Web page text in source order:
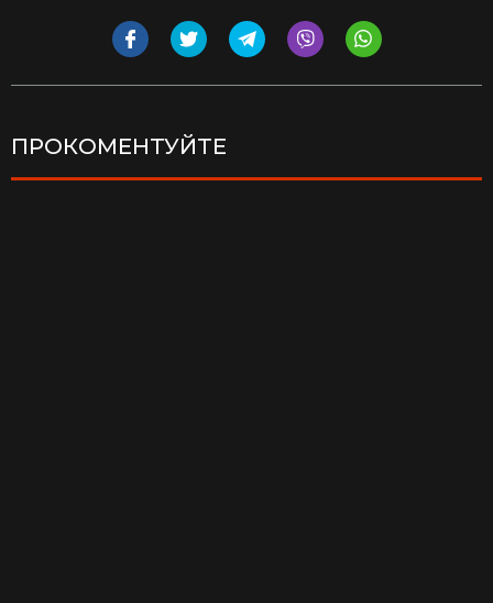
ПРОКОМЕНТУЙТЕ